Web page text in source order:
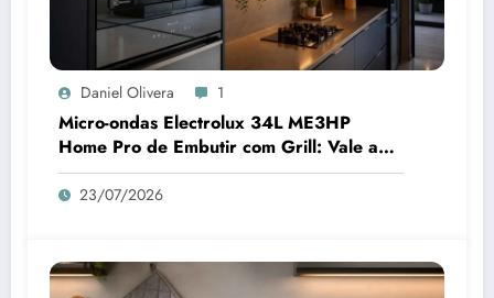
Daniel Olivera 1
Micro-ondas Electrolux 34L ME3HP
Home Pro de Embutir com Grill: Vale a
Pena Comprar?
23/07/2026